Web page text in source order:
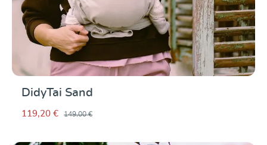
DidyTai Sand
119,20 € 149,00 €